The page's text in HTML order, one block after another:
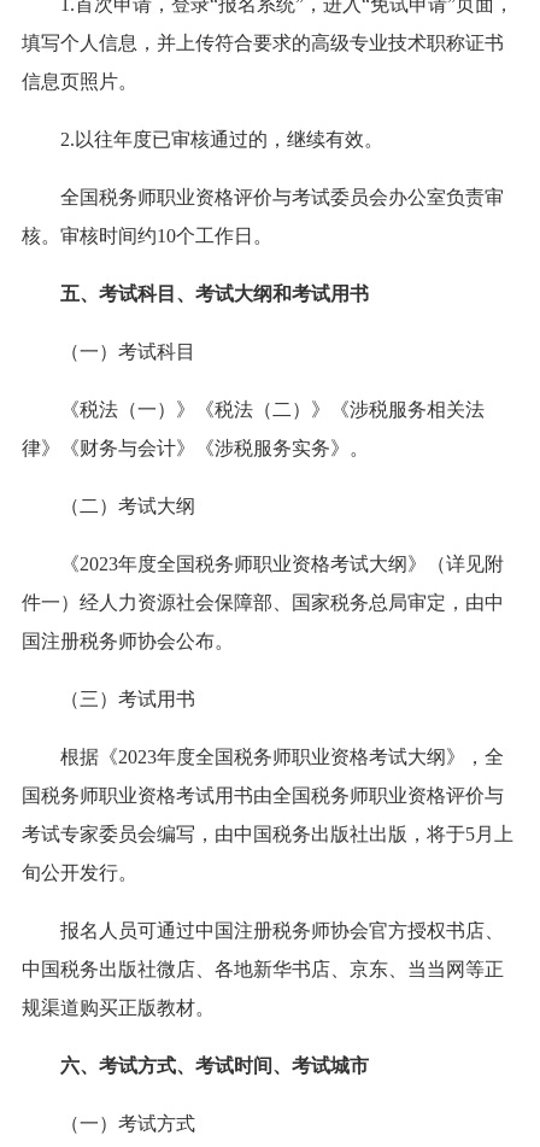
填写个人信息，并上传符合要求的高级专业技术职称证书
信息页照片。
2.以往年度已审核通过的，继续有效。
全国税务师职业资格评价与考试委员会办公室负责审
核。审核时间约10个工作日。
五、考试科目、考试大纲和考试用书
（一）考试科目
《税法（一）》《税法（二）》《涉税服务相关法
律》《财务与会计》《涉税服务实务》。
（二）考试大纲
《2023年度全国税务师职业资格考试大纲》（详见附
件一）经人力资源社会保障部、国家税务总局审定，由中
国注册税务师协会公布。
（三）考试用书
根据《2023年度全国税务师职业资格考试大纲》，全
国税务师职业资格考试用书由全国税务师职业资格评价与
考试专家委员会编写，由中国税务出版社出版，将于5月上
旬公开发行。
报名人员可通过中国注册税务师协会官方授权书店、
中国税务出版社微店、各地新华书店、京东、当当网等正
规渠道购买正版教材。
六、考试方式、考试时间、考试城市
（一）考试方式